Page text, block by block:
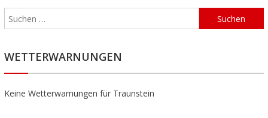
WETTERWARNUNGEN
Keine Wetterwarnungen für Traunstein